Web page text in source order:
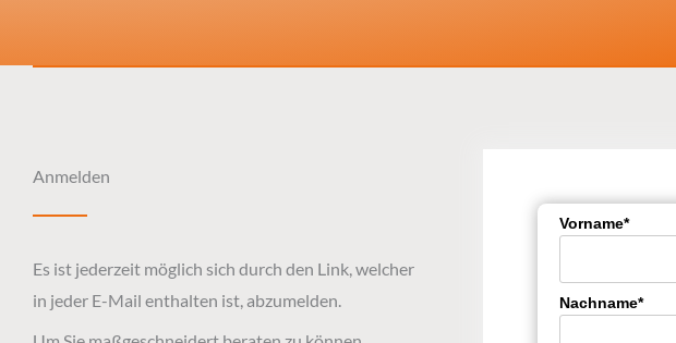
Anmelden
Es ist jederzeit möglich sich durch den Link, welcher
in jeder E-Mail enthalten ist, abzumelden.
Vorname*
Nachname*